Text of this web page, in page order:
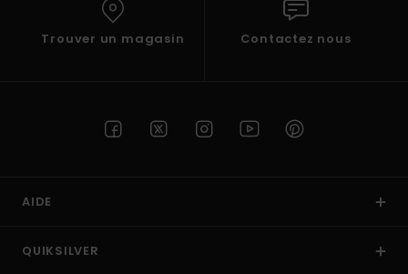
Trouver un magasin Contactez nous
AIDE
QUIKSILVER